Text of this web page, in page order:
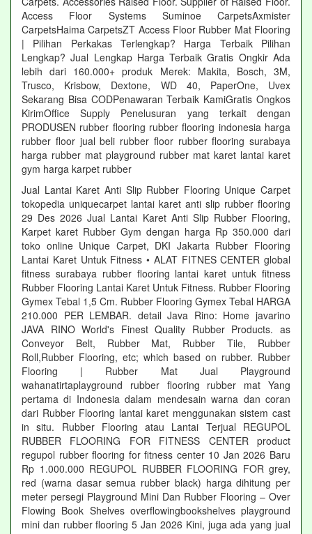
Access Floor Systems Suminoe CarpetsAxmister
CarpetsHaima CarpetsZT Access Floor Rubber Mat Flooring
| Pilihan Perkakas Terlengkap? Harga Terbaik Pilihan
Lengkap? Jual Lengkap Harga Terbaik Gratis Ongkir Ada
lebih dari 160.000+ produk Merek: Makita, Bosch, 3M,
Trusco, Krisbow, Dextone, WD 40, PaperOne, Uvex
Sekarang Bisa CODPenawaran Terbaik KamiGratis Ongkos
KirimOffice Supply Penelusuran yang terkait dengan
PRODUSEN rubber flooring rubber flooring indonesia harga
rubber floor jual beli rubber floor rubber flooring surabaya
harga rubber mat playground rubber mat karet lantai karet
gym harga karpet rubber
Jual Lantai Karet Anti Slip Rubber Flooring Unique Carpet
tokopedia uniquecarpet lantai karet anti slip rubber flooring
29 Des 2026 Jual Lantai Karet Anti Slip Rubber Flooring,
Karpet karet Rubber Gym dengan harga Rp 350.000 dari
toko online Unique Carpet, DKI Jakarta Rubber Flooring
Lantai Karet Untuk Fitness • ALAT FITNES CENTER global
fitness surabaya rubber flooring lantai karet untuk fitness
Rubber Flooring Lantai Karet Untuk Fitness. Rubber Flooring
Gymex Tebal 1,5 Cm. Rubber Flooring Gymex Tebal HARGA
210.000 PER LEMBAR. detail Java Rino: Home javarino
JAVA RINO World's Finest Quality Rubber Products. as
Conveyor Belt, Rubber Mat, Rubber Tile, Rubber
Roll,Rubber Flooring, etc; which based on rubber. Rubber
Flooring | Rubber Mat Jual Playground
wahanatirtaplayground rubber flooring rubber mat Yang
pertama di Indonesia dalam mendesain warna dan coran
dari Rubber Flooring lantai karet menggunakan sistem cast
in situ. Rubber Flooring atau Lantai Terjual REGUPOL
RUBBER FLOORING FOR FITNESS CENTER product
regupol rubber flooring for fitness center 10 Jan 2026 Baru
Rp 1.000.000 REGUPOL RUBBER FLOORING FOR grey,
red (warna dasar semua rubber black) harga dihitung per
meter persegi Playground Mini Dan Rubber Flooring – Over
Flowing Book Shelves overflowingbookshelves playground
mini dan rubber flooring 5 Jan 2026 Kini, juga ada yang jual